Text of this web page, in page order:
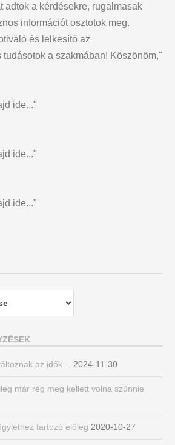
adtok a kérdésekre, rugalmasak
információt osztotok meg.
és lelkesítő az
a szakmában! Köszönöm,"
ide..."
ide..."
ide..."
az idők… 2024-11-30
már rég meg kellett volna szűnnie
tartozó előleg 2020-10-27